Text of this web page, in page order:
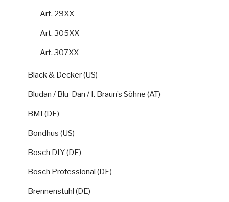
Art. 29XX
Art. 305XX
Art. 307XX
Black & Decker (US)
Bludan / Blu-Dan / I. Braun’s Söhne (AT)
BMI (DE)
Bondhus (US)
Bosch DIY (DE)
Bosch Professional (DE)
Brennenstuhl (DE)